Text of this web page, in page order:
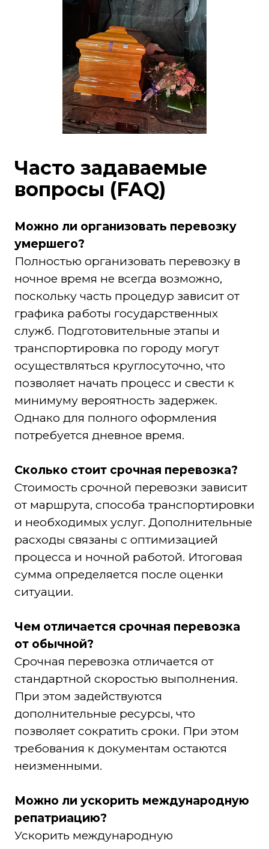
Часто задаваемые
вопросы (FAQ)
Можно ли организовать перевозку
умершего?
Полностью организовать перевозку в
ночное время не всегда возможно,
поскольку часть процедур зависит от
графика работы государственных
служб. Подготовительные этапы и
транспортировка по городу могут
осуществляться круглосуточно, что
позволяет начать процесс и свести к
минимуму вероятность задержек.
Однако для полного оформления
потребуется дневное время.
Сколько стоит срочная перевозка?
Стоимость срочной перевозки зависит
от маршрута, способа транспортировки
и необходимых услуг. Дополнительные
расходы связаны с оптимизацией
процесса и ночной работой. Итоговая
сумма определяется после оценки
ситуации.
Чем отличается срочная перевозка
от обычной?
Срочная перевозка отличается от
стандартной скоростью выполнения.
При этом задействуются
дополнительные ресурсы, что
позволяет сократить сроки. При этом
требования к документам остаются
неизменными.
Можно ли ускорить международную
репатриацию?
Ускорить международную